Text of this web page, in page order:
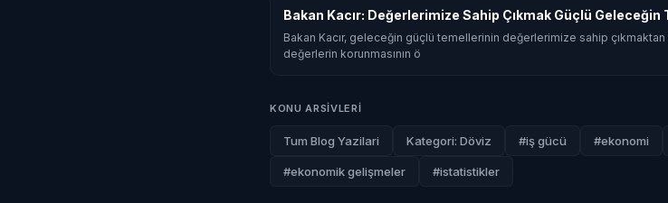
Bakan Kacır: Değerlerimize Sahip Çıkmak Güçlü Geleceğin
Bakan Kacır, geleceğin güçlü temellerinin değerlerimize sahip
değerlerin korunmasının ö
KONU ARSIVLERI
Tum Blog Yazilari Kategori: Döviz #iş gücü #ekonomi
#ekonomik gelişmeler #istatistikler